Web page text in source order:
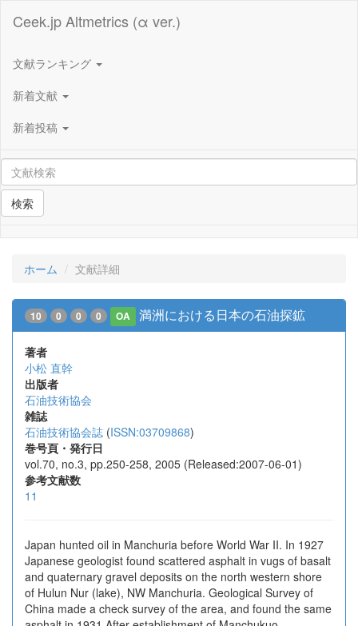
Ceek.jp Altmetrics (α ver.)
文献ランキング
新着文献
新着投稿
検索
ホーム 文献詳細
10 0 0 0 OA 満洲における日本の石油探鉱
著者
小松 直幹
出版者
石油技術協会
雑誌
石油技術協会誌 (ISSN:03709868)
巻号頁・発行日
vol.70, no.3, pp.250-258, 2005 (Released:2007-06-01)
参考文献数
11
Japan hunted oil in Manchuria before World War II. In 1927
Japanese geologist found scattered asphalt in vugs of basalt
and quaternary gravel deposits on the north western shore
of Hulun Nur (lake), NW Manchuria. Geological Survey of
China made a check survey of the area, and found the same